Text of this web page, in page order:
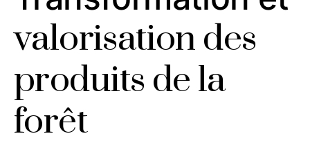
valorisation des
produits de la
forêt